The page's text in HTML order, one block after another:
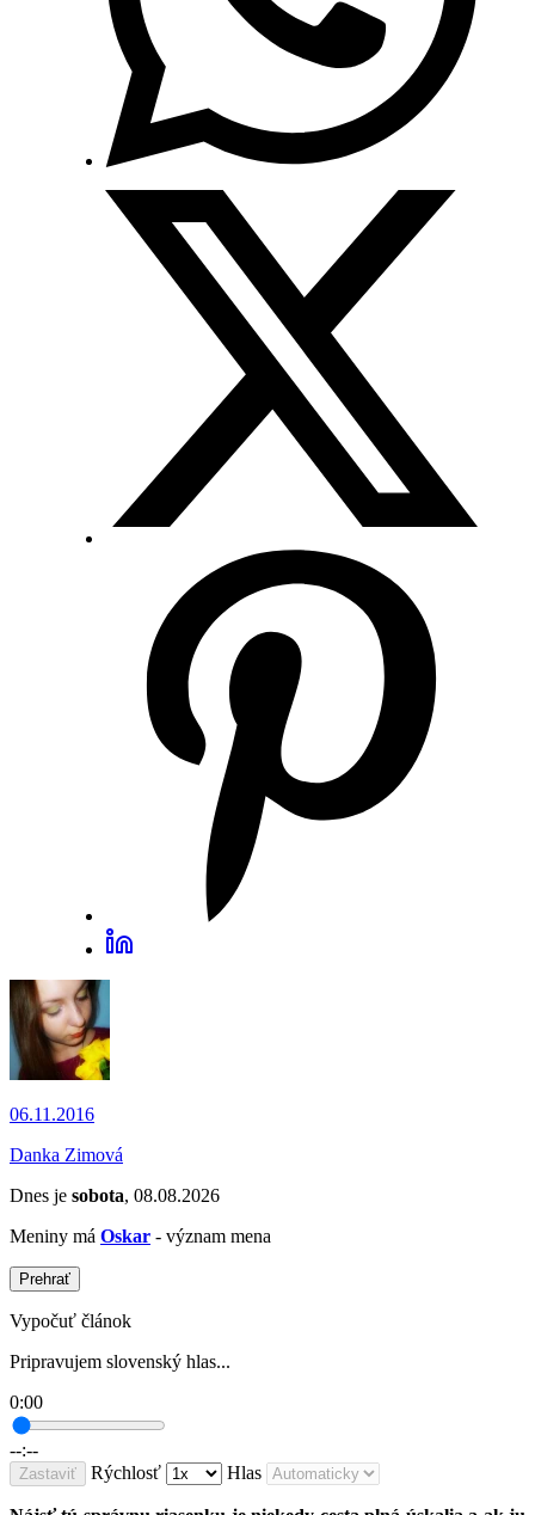
06.11.2016
Danka Zimová
Dnes je sobota, 08.08.2026
Meniny má Oskar - význam mena
Prehrať
Vypočuť článok
Pripravujem slovenský hlas...
0:00
--:--
Zastaviť Rýchlosť Hlas